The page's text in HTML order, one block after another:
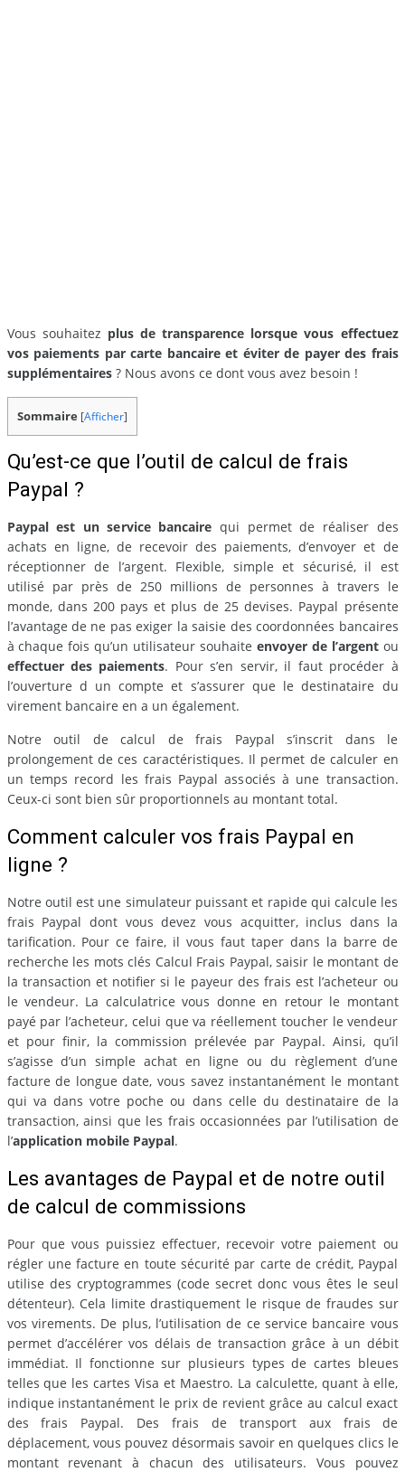
Vous souhaitez plus de transparence lorsque vous effectuez
vos paiements par carte bancaire et éviter de payer des frais
supplémentaires? Nous avons ce dont vous avez besoin !
Sommaire [Afficher]
Qu’est-ce que l’outil de calcul de frais
Paypal ?
Paypal est un service bancaire qui permet de réaliser des
achats en ligne, de recevoir des paiements, d’envoyer et de
réceptionner de l’argent. Flexible, simple et sécurisé, il est
utilisé par près de 250 millions de personnes à travers le
monde, dans 200 pays et plus de 25 devises. Paypal présente
l’avantage de ne pas exiger la saisie des coordonnées bancaires
à chaque fois qu’un utilisateur souhaite envoyer de l’argentou
effectuer des paiements. Pour s’en servir, il faut procéder à
l’ouverture d un compte et s’assurer que le destinataire du
virement bancaire en a un également.
Notre outil de calcul de frais Paypal s’inscrit dans le
prolongement de ces caractéristiques. Il permet de calculer en
un temps record les frais Paypal associés à une transaction.
Ceux-ci sont bien sûr proportionnels au montant total.
Comment calculer vos frais Paypal en
ligne ?
Notre outil est une simulateur puissant et rapide qui calcule les
frais Paypal dont vous devez vous acquitter, inclus dans la
tarification. Pour ce faire, il vous faut taper dans la barre de
recherche les mots clés Calcul Frais Paypal, saisir le montant de
la transaction et notifier si le payeur des frais est l’acheteur ou
le vendeur. La calculatrice vous donne en retour le montant
payé par l’acheteur, celui que va réellement toucher le vendeur
et pour finir, la commission prélevée par Paypal. Ainsi, qu’il
s’agisse d’un simple achat en ligne ou du règlement d’une
facture de longue date, vous savez instantanément le montant
qui va dans votre poche ou dans celle du destinataire de la
transaction, ainsi que les frais occasionnées par l’utilisation de
l’application mobile Paypal.
Les avantages de Paypal et de notre outil
de calcul de commissions
Pour que vous puissiez effectuer, recevoir votre paiement ou
régler une facture en toute sécurité par carte de crédit, Paypal
utilise des cryptogrammes (code secret donc vous êtes le seul
détenteur). Cela limite drastiquement le risque de fraudes sur
vos virements. De plus, l’utilisation de ce service bancaire vous
permet d’accélérer vos délais de transaction grâce à un débit
immédiat. Il fonctionne sur plusieurs types de cartes bleues
telles que les cartes Visa et Maestro. La calculette, quant à elle,
indique instantanément le prix de revient grâce au calcul exact
des frais Paypal. Des frais de transport aux frais de
déplacement, vous pouvez désormais savoir en quelques clics le
montant revenant à chacun des utilisateurs. Vous pouvez